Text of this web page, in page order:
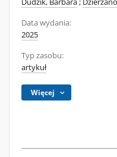
Dudzik, Barbara;
Data wydania:
2025
Typ zasobu:
artykuł
Więcej